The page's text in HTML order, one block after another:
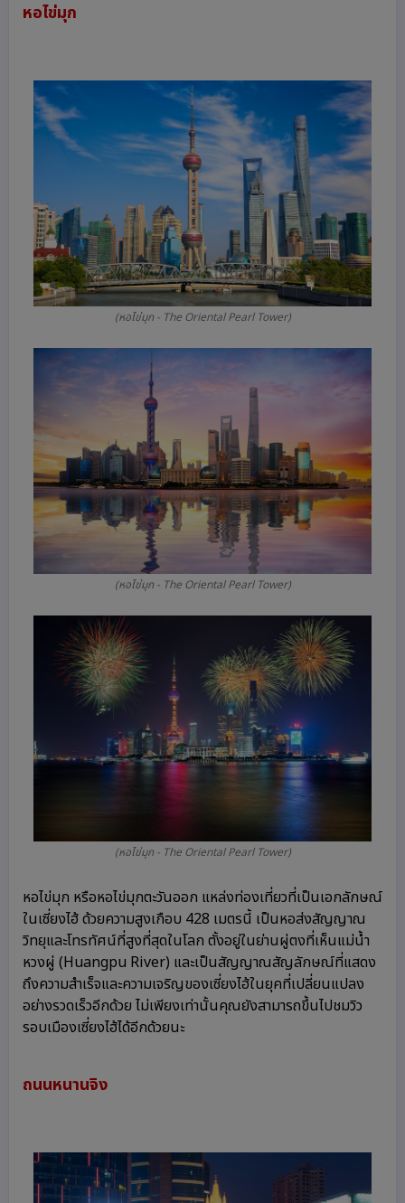
หอไข่มุก
(หอไข่มุก - The Oriental Pearl Tower)
(หอไข่มุก - The Oriental Pearl Tower)
(หอไข่มุก - The Oriental Pearl Tower)
หอไข่มุก หรือหอไข่มุกตะวันออก แหล่งท่องเที่ยวที่เป็นเอกลักษณ์
ในเซี่ยงไฮ้ ด้วยความสูงเกือบ 428 เมตรนี้ เป็นหอส่งสัญญาณ
วิทยุและโทรทัศน์ที่สูงที่สุดในโลก ตั้งอยู่ในย่านผู่ตงที่เห็นแม่น้ำ
หวงผู่ (Huangpu River) และเป็นสัญญาณสัญลักษณ์ที่แสดง
ถึงความสำเร็จและความเจริญของเซี่ยงไฮ้ในยุคที่เปลี่ยนแปลง
อย่างรวดเร็วอีกด้วย ไม่เพียงเท่านั้นคุณยังสามารถขึ้นไปชมวิว
รอบเมืองเซี่ยงไฮ้ได้อีกด้วยนะ
ถนนหนานจิง